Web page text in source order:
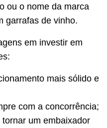
ou o nome da marca
garrafas de vinho.
em investir em
mais sólido e
com a concorrência;
um embaixador